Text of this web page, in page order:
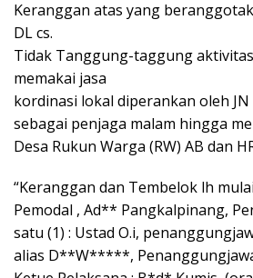
Keranggan atas yang
DL cs.
Tidak Tanggung-taggung
memakai jasa
kordinasi lokal diperankan oleh JN
sebagai penjaga malam hingga
Desa Rukun Warga (RW) AB dan
“Keranggan dan Tembelok lh
Pemodal , Ad** Pangkalpinang,
satu (1) : Ustad O.i,
alias D**W*****,